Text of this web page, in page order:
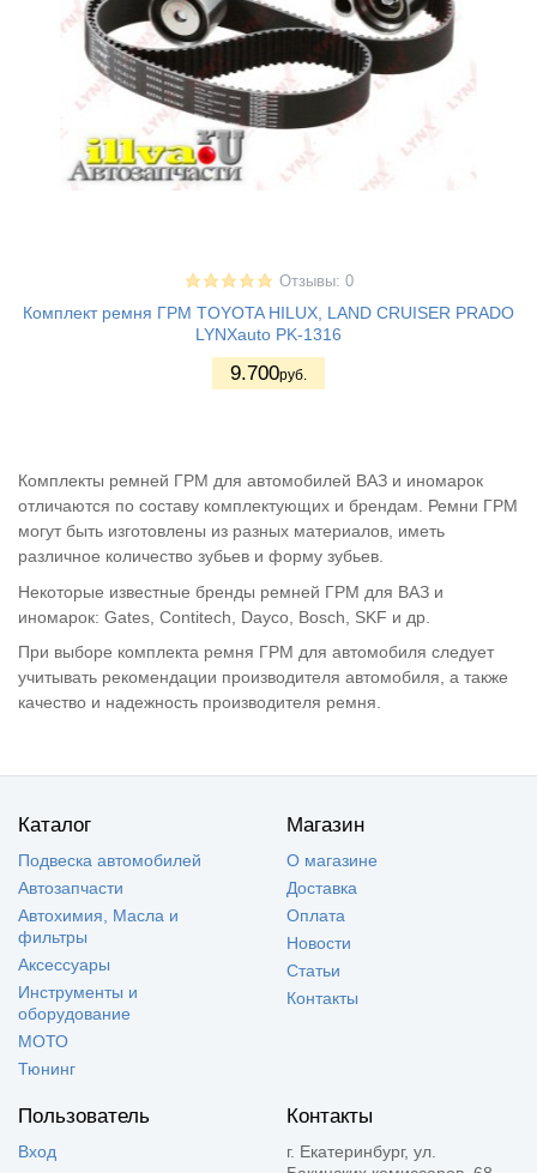
Отзывы: 0
Комплект ремня ГРМ TOYOTA HILUX, LAND CRUISER PRADO
LYNXauto PK-1316
9.700руб.
Комплекты ремней ГРМ для автомобилей ВАЗ и иномарок
отличаются по составу комплектующих и брендам. Ремни ГРМ
могут быть изготовлены из разных материалов, иметь
различное количество зубьев и форму зубьев.
Некоторые известные бренды ремней ГРМ для ВАЗ и
иномарок: Gates, Contitech, Dayco, Bosch, SKF и др.
При выборе комплекта ремня ГРМ для автомобиля следует
учитывать рекомендации производителя автомобиля, а также
качество и надежность производителя ремня.
Каталог
Подвеска автомобилей
Автозапчасти
Автохимия, Масла и
фильтры
Аксессуары
Инструменты и
оборудование
МОТО
Тюнинг
Магазин
О магазине
Доставка
Оплата
Новости
Статьи
Контакты
Пользователь
Вход
Контакты
г. Екатеринбург, ул.